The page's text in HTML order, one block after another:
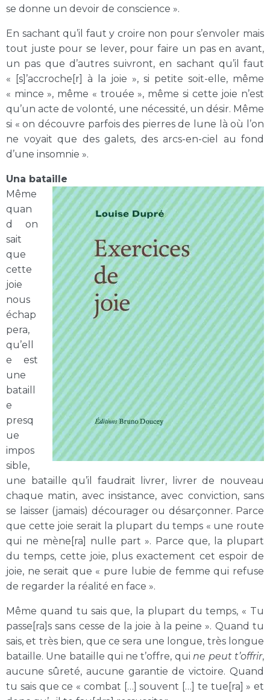
se donne un devoir de conscience ».
En sachant qu’il faut y croire non pour s’envoler mais
tout juste pour se lever, pour faire un pas en avant,
un pas que d’autres suivront, en sachant qu’il faut
« [s]’accroche[r] à la joie », si petite soit-elle, même
« mince », même « trouée », même si cette joie n’est
qu’un acte de volonté, une nécessité, un désir. Même
si « on découvre parfois des pierres de lune là où l’on
ne voyait que des galets, des arcs-en-ciel au fond
d’une insomnie ».
Una bataille
Même
quan
d on
sait
que
cette
joie
nous
échap
pera,
qu’ell
e est
une
bataill
e
presq
ue
impos
sible,
une bataille qu’il faudrait livrer, livrer de nouveau
chaque matin, avec insistance, avec conviction, sans
se laisser (jamais) décourager ou désarçonner. Parce
que cette joie serait la plupart du temps « une route
qui ne mène[ra] nulle part ». Parce que, la plupart
du temps, cette joie, plus exactement cet espoir de
joie, ne serait que « pure lubie de femme qui refuse
de regarder la réalité en face ».
Même quand tu sais que, la plupart du temps, « Tu
passe[ra]s sans cesse de la joie à la peine ». Quand tu
sais, et très bien, que ce sera une longue, très longue
bataille. Une bataille qui ne t’offre, qui ne peut t’offrir,
aucune sûreté, aucune garantie de victoire. Quand
tu sais que ce « combat […] souvent […] te tue[ra] » et